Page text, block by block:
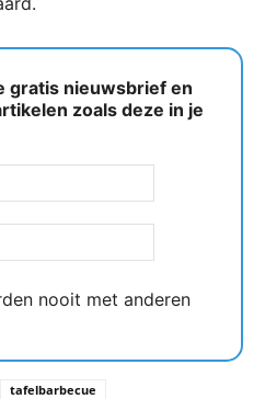
gratis nieuwsbrief en
zoals deze in je
nooit met anderen
tafelbarbecue